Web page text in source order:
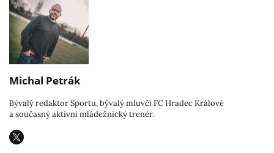
Michal Petrák
Bývalý redaktor Sportu, bývalý mluvčí FC Hradec Králové
a současný aktivní mládežnický trenér.